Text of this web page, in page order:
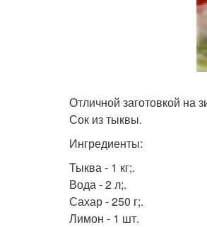
Отличной заготовкой на
Сок из тыквы.
Ингредиенты:
Тыква - 1 кг;.
Вода - 2 л;.
Сахар - 250 г;.
Лимон - 1 шт.